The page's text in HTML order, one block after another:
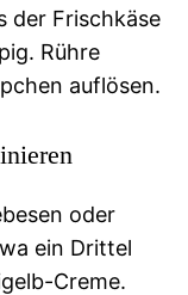
der Frischkäse
Rühre
auflösen.
oder
ein Drittel
Creme.